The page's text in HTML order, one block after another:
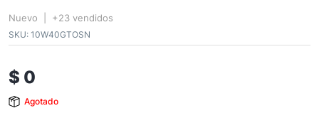
Nuevo | +23 vendidos
SKU: 10W40GTOSN
$ 0
Agotado